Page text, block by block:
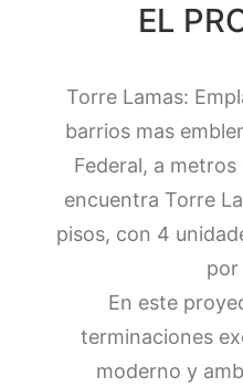
EL
Torre Lamas:
barrios mas
Federal, a metros
encuentra Torre
pisos, con 4
por
En este
terminaciones
moderno y